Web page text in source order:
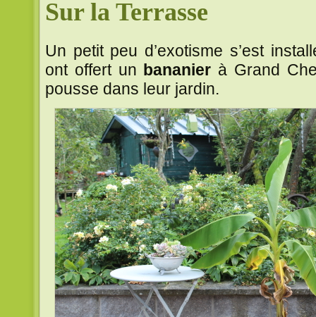
Sur la Terrasse
Un petit peu d’exotisme s’est
ont offert un bananier à Grand
pousse dans leur jardin.